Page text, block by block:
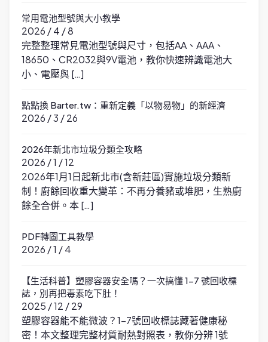
常用電池型號與大小教學
2026 / 4 / 8
完整整理常見電池型號與尺寸，包括AA、AAA、
18650、CR2032與9V電池，教你快速辨識電池大
小、電壓與 […]
點點換 Barter.tw：重新定義「以物易物」的新經濟
2026 / 3 / 26
2026年新北市垃圾分類全攻略
2026 / 1 / 12
2026年1月1日起新北市(含新莊區)實施垃圾分類新
制！廚餘回收重大變革：不再分養豬或堆肥，生熟廚
餘全合併。本 […]
PDF轉圖工具教學
2026 / 1 / 4
【生活科普】塑膠容器安全嗎？一次搞懂 1-7 號回收標
誌，別再把毒素吃下肚！
2025 / 12 / 29
塑膠容器能不能微波？1-7號回收標誌藏著健康秘
密！本文整理完整材質耐熱對照表，教你分辨 1號